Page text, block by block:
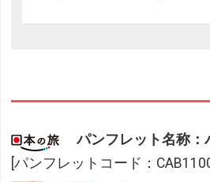
パンフレット名称
[パンフレットコード：